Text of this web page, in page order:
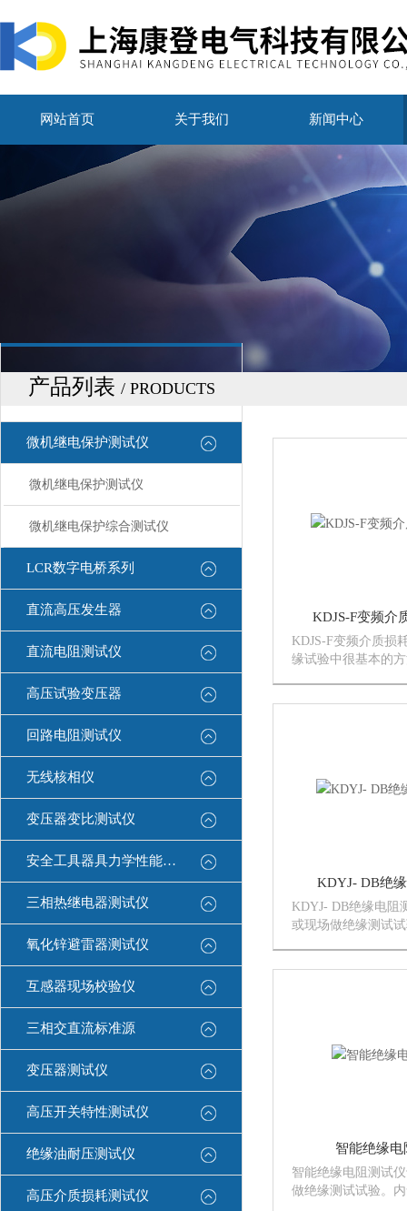
网站首页 关于我们 新闻中心
产品列表 / PRODUCTS
微机继电保护测试仪
微机继电保护测试仪
微机继电保护综合测试仪
LCR数字电桥系列
直流高压发生器
直流电阻测试仪
高压试验变压器
回路电阻测试仪
无线核相仪
变压器变比测试仪
安全工具器具力学性能测试机
三相热继电器测试仪
氧化锌避雷器测试仪
互感器现场校验仪
三相交直流标准源
变压器测试仪
高压开关特性测试仪
绝缘油耐压测试仪
高压介质损耗测试仪
KDJS-F变频介
KDJS-F变频介质损
缘试验中很基本的
KDYJ- DB绝
KDYJ- DB绝缘电阻
或现场做绝缘测试
智能绝缘电
智能绝缘电阻测试
做绝缘测试试验。